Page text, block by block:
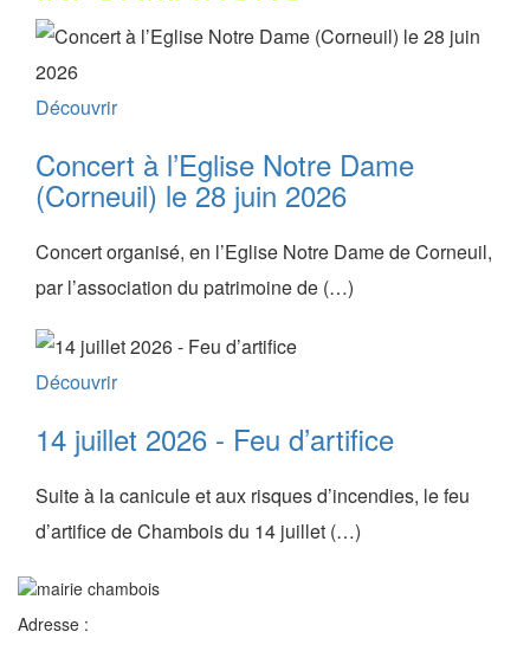
Découvrir
Concert à l’Eglise Notre Dame
(Corneuil) le 28 juin 2026
Concert organisé, en l’Eglise Notre Dame de Corneuil,
par l’association du patrimoine de (…)
Découvrir
14 juillet 2026 - Feu d’artifice
Suite à la canicule et aux risques d’incendies, le feu
d’artifice de Chambois du 14 juillet (…)
Adresse :